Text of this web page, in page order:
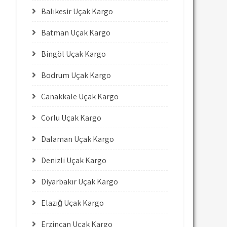
Balıkesir Uçak Kargo
Batman Uçak Kargo
Bingöl Uçak Kargo
Bodrum Uçak Kargo
Çanakkale Uçak Kargo
Çorlu Uçak Kargo
Dalaman Uçak Kargo
Denizli Uçak Kargo
Diyarbakır Uçak Kargo
Elazığ Uçak Kargo
Erzincan Uçak Kargo